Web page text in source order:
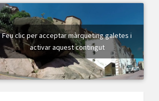
Feu clic per acceptar màrqueting galetes i
activar aquest contingut